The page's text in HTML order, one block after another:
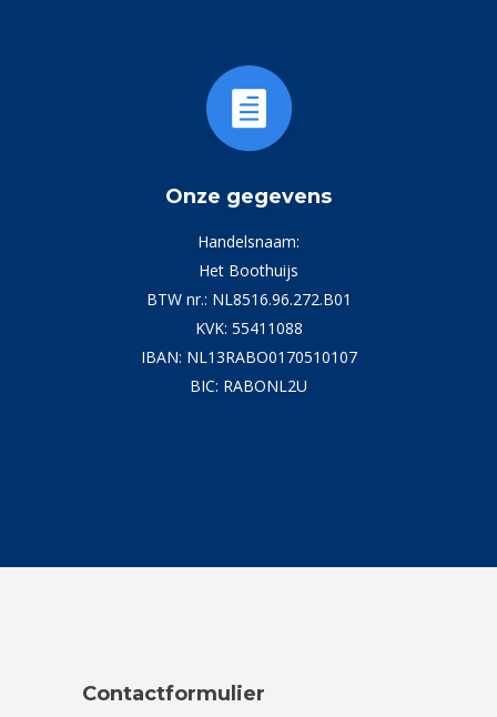
Onze gegevens
Handelsnaam:
Het Boothuijs
BTW nr.: NL8516.96.272.B01
KVK: 55411088
IBAN: NL13RABO0170510107
BIC: RABONL2U
Contactformulier